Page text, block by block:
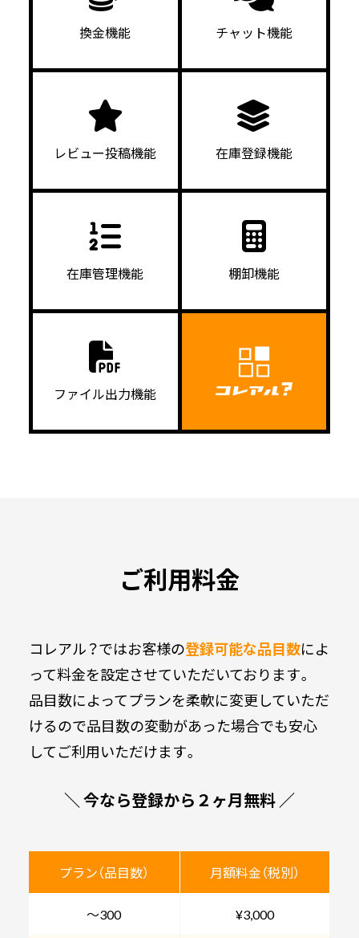
換金機能 チャット機能
レビュー投稿機能 在庫登録機能
在庫管理機能 棚卸機能
ファイル出力機能
ご利用料金
コレアル？ではお客様の登録可能な品目数によ
って料金を設定させていただいております。
品目数によってプランを柔軟に変更していただ
けるので品目数の変動があった場合でも安心
してご利用いただけます。
＼ 今なら登録から２ヶ月無料 ／
プラン（品目数） 月額料金（税別）
～300 ¥3,000